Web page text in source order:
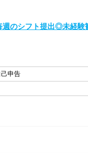
週のシフト提出◎未経験
申告